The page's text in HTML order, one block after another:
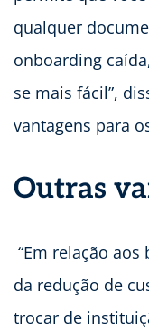
qualquer
onboarding
se mais fácil”,
vantagens para
Outras
“Em relação
da redução de
trocar de